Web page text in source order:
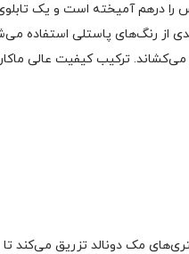
درهم آمیخته است و یک
از رنگ‌های پاستلی استفاده
می‌کشاند. ترکیب کیفیت عالی
مک دونالد تزریق می‌کند